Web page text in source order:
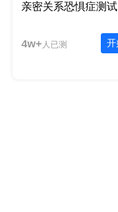
亲密关系恐惧症测
开
4w+ 人已测